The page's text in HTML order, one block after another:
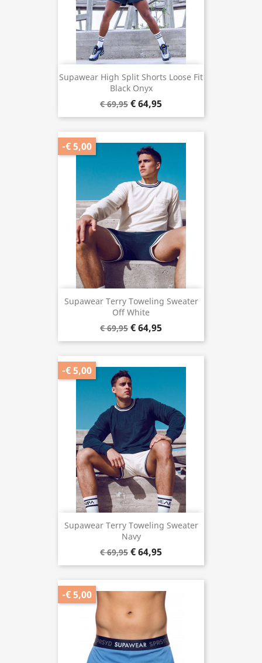
Supawear High Split Shorts Loose Fit
Black Onyx
€ 69,95 € 64,95
Supawear Terry Toweling Sweater
Off White
€ 69,95 € 64,95
-€ 5,00
Supawear Terry Toweling Sweater
Navy
€ 69,95 € 64,95
-€ 5,00
-€ 5,00